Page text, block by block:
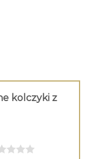
kolczyki z